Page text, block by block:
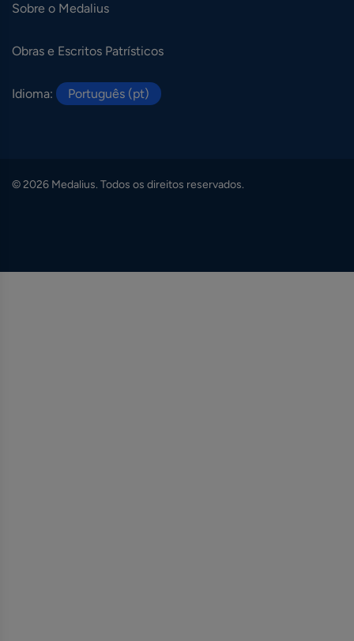
Sobre o Medalius
Obras e Escritos Patrísticos
Idioma: Português (pt)
© 2026 Medalius. Todos os direitos reservados.